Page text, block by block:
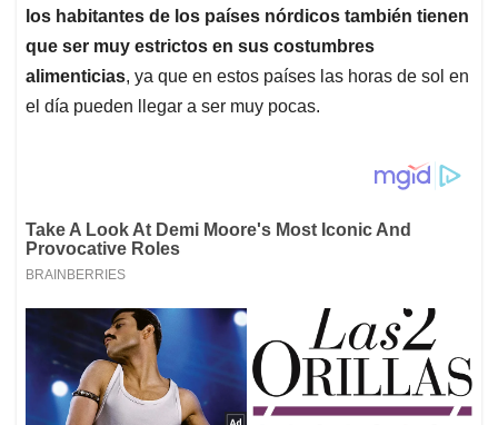
los habitantes de los países nórdicos también tienen
que ser muy estrictos en sus costumbres
alimenticias, ya que en estos países las horas de sol en
el día pueden llegar a ser muy pocas.